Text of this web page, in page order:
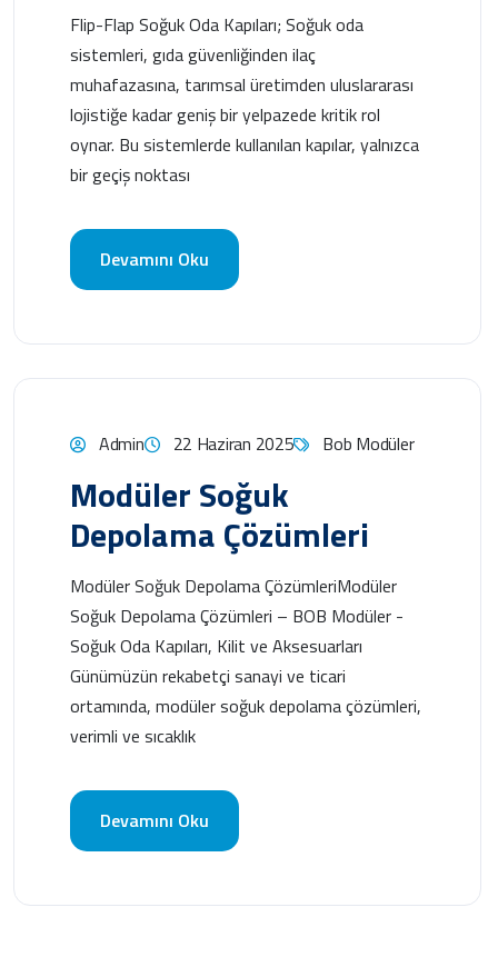
Flip-Flap Soğuk Oda Kapıları; Soğuk oda
sistemleri, gıda güvenliğinden ilaç
muhafazasına, tarımsal üretimden uluslararası
lojistiğe kadar geniş bir yelpazede kritik rol
oynar. Bu sistemlerde kullanılan kapılar, yalnızca
bir geçiş noktası
Devamını Oku
Admin 22 Haziran 2025 Bob Modüler
Modüler Soğuk
Depolama Çözümleri
Modüler Soğuk Depolama ÇözümleriModüler
Soğuk Depolama Çözümleri – BOB Modüler -
Soğuk Oda Kapıları, Kilit ve Aksesuarları
Günümüzün rekabetçi sanayi ve ticari
ortamında, modüler soğuk depolama çözümleri,
verimli ve sıcaklık
Devamını Oku